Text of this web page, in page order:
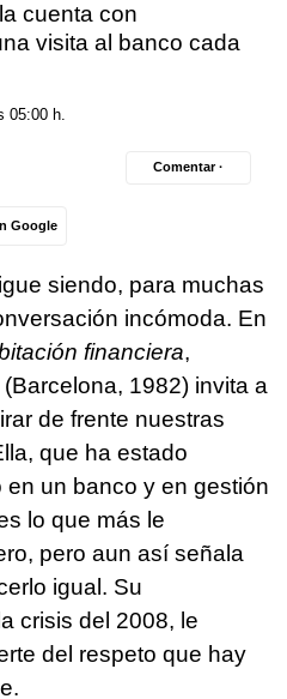
cuenta con
visita al banco cada
05:00 h.
Google
Comentar ·
siendo, para muchas
incómoda. En
financiera,
(Barcelona, 1982) invita a
de frente nuestras
que ha estado
un banco y en gestión
lo que más le
pero aun así señala
igual. Su
crisis del 2008, le
del respeto que hay